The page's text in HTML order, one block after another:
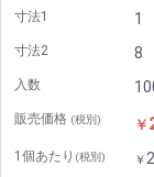
寸法1 1
寸法2 8
入数
販売価格 (税別) ￥
1個あたり (税別) ￥